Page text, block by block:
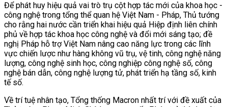
Để phát huy hiệu quả vai trò trụ cột hợp tác mới của khoa học -
công nghệ trong tổng thể quan hệ Việt Nam - Pháp, Thủ tướng
cho rằng hai nước cần triển khai hiệu quả Hiệp định liên chính
phủ về hợp tác khoa học công nghệ và đổi mới sáng tạo; đề
nghị Pháp hỗ trợ Việt Nam nâng cao năng lực trong các lĩnh
vực chiến lược như hàng không vũ trụ, vệ tinh, công nghệ năng
lượng, công nghệ sinh học, công nghiệp công nghệ số, công
nghệ bán dẫn, công nghệ lượng tử, phát triển hạ tầng số, kinh
tế số.
Về trí tuệ nhân tạo, Tổng thống Macron nhất trí với đề xuất của